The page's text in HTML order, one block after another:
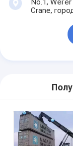
Crane,